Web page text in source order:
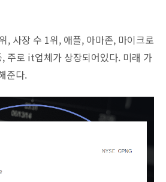
, 사장 수 1위, 애플, 아마존, 마이크로
주로 it업체가 상장되어있다. 미래 가
준다.